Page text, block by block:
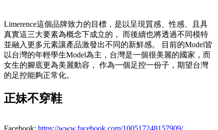
Limerence這個品牌致力的目標，是以呈現質感、性感、且具
真實這三大要素為概念下成立的， 而後續也將透過不同模特
並融入更多元素讓產品激發出不同的新鮮感。 目前的Model皆
以台灣的年輕學生Model為主，台灣是一個很美麗的國家，而
女生的腳底更為美麗動容， 作為一個足控一份子，期望台灣
的足控能夠正常化。
正妹不穿鞋